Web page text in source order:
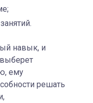
навык, и
ему
решать